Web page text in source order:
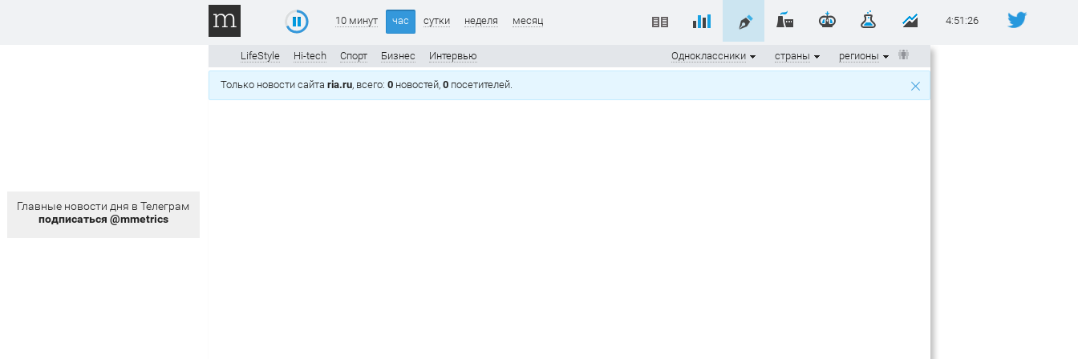
Главные новости дня в Телеграм
подписаться @mmetrics
4:51:27
10 минут час сутки неделя месяц
LifeStyle Hi-tech Спорт Бизнес Интервью регионы
страны
Одноклассники
Только новости сайта ria.ru, всего: 0 новостей, 0 посетителей.